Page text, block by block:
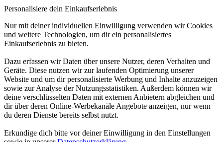
Personalisiere dein Einkaufserlebnis
Nur mit deiner individuellen Einwilligung verwenden wir Cookies
und weitere Technologien, um dir ein personalisiertes
Einkaufserlebnis zu bieten.
Dazu erfassen wir Daten über unsere Nutzer, deren Verhalten und
Geräte. Diese nutzen wir zur laufenden Optimierung unserer
Website und um dir personalisierte Werbung und Inhalte anzuzeigen
sowie zur Analyse der Nutzungsstatistiken. Außerdem können wir
deine verschlüsselten Daten mit externen Anbietern abgleichen und
dir über deren Online-Werbekanäle Angebote anzeigen, nur wenn
du deren Dienste bereits selbst nutzt.
Erkundige dich bitte vor deiner Einwilligung in den Einstellungen